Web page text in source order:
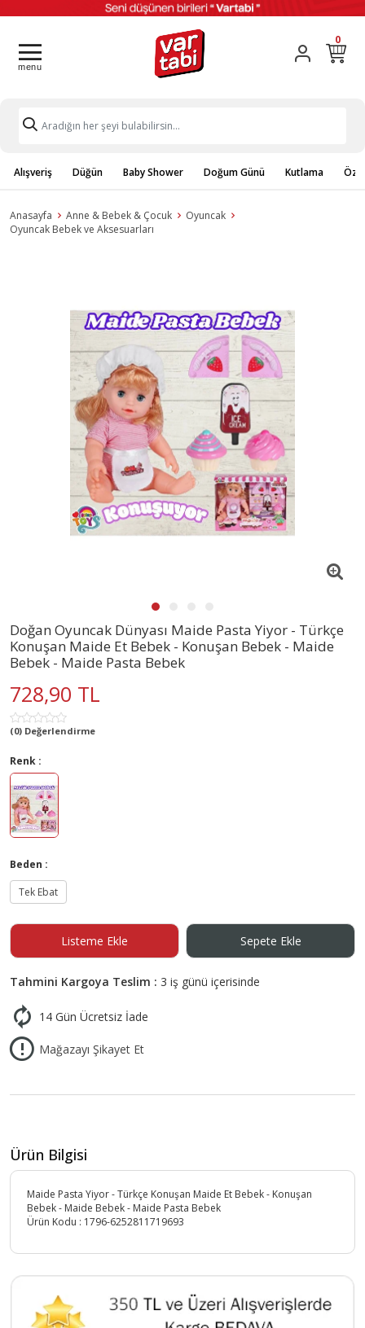
0
Alışveriş Düğün Baby Shower Doğum Günü Kutlama
Anasayfa Anne & Bebek & Çocuk
Oyuncak
Oyuncak Bebek ve Aksesuarları
Doğan Oyuncak Dünyası Maide Pasta Yiyor - Türkçe
Konuşan Maide Et Bebek - Konuşan Bebek - Maide
Bebek - Maide Pasta Bebek
728,90 TL
(0) Değerlendirme
Renk :
Beden :
Tek Ebat
Listeme Ekle Sepete Ekle
Tahmini Kargoya Teslim : 3 iş günü içerisinde
14 Gün Ücretsiz İade
Mağazayı Şikayet Et
Ürün Bilgisi
Maide Pasta Yiyor - Türkçe Konuşan Maide Et Bebek - Konuşan
Bebek - Maide Bebek - Maide Pasta Bebek
Ürün Kodu : 1796-6252811719693